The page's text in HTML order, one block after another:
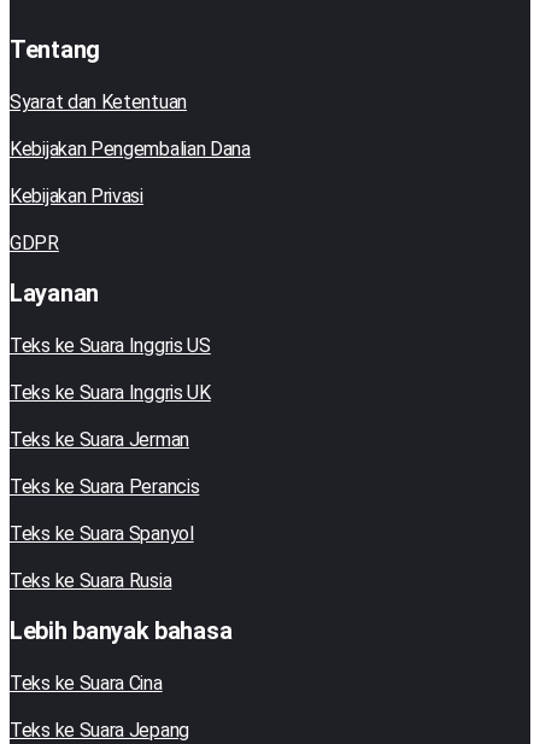
Tentang
Syarat dan Ketentuan
Kebijakan Pengembalian Dana
Kebijakan Privasi
GDPR
Layanan
Teks ke Suara Inggris US
Teks ke Suara Inggris UK
Teks ke Suara Jerman
Teks ke Suara Perancis
Teks ke Suara Spanyol
Teks ke Suara Rusia
Lebih banyak bahasa
Teks ke Suara Cina
Teks ke Suara Jepang